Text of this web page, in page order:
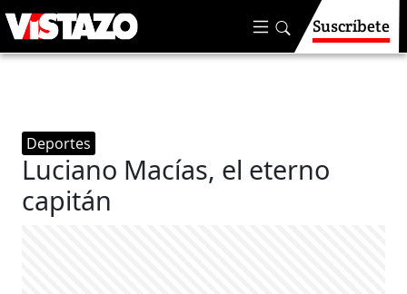
Suscríbete
Deportes
Luciano Macías, el eterno
capitán